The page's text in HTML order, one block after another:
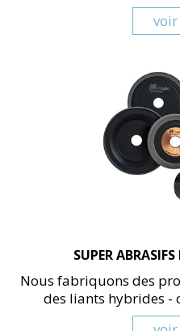
SUPER
Nous fabriquons des
des liants hybrides -